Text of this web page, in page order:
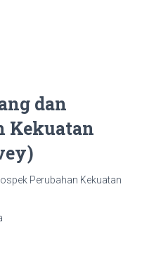
dan
Kekuatan
Perubahan Kekuatan